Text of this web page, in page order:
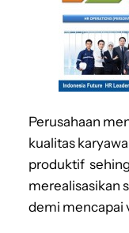
Perusahaan
kualitas
produktif
merealisasikan
demi mencapai